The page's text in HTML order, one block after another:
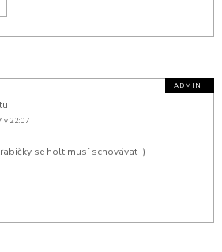
v 22:07
se holt musí schovávat :)